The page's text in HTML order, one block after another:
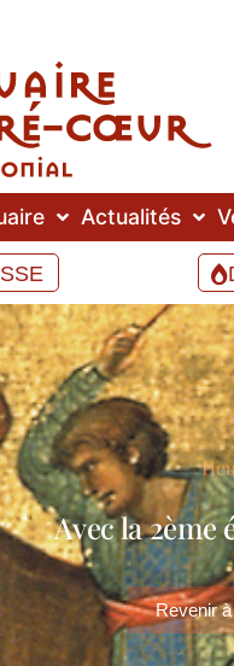
Actualités
Avec la 2ème
Revenir